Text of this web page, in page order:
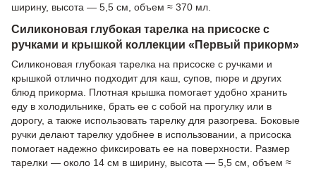
ширину, высота — 5,5 см, объем ≈ 370 мл.
Силиконовая глубокая тарелка на присоске с
ручками и крышкой коллекции «Первый прикорм»
Силиконовая глубокая тарелка на присоске с ручками и
крышкой отлично подходит для каш, супов, пюре и других
блюд прикорма. Плотная крышка помогает удобно хранить
еду в холодильнике, брать ее с собой на прогулку или в
дорогу, а также использовать тарелку для разогрева. Боковые
ручки делают тарелку удобнее в использовании, а присоска
помогает надежно фиксировать ее на поверхности. Размер
тарелки — около 14 см в ширину, высота — 5,5 см, объем ≈